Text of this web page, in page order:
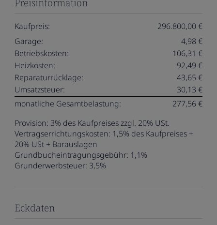
Kaufpreis:
296.800,00 €
Garage:
4,98 €
Betriebskosten:
106,31 €
Heizkosten:
92,49 €
Reparaturrücklage:
43,65 €
Umsatzsteuer:
30,13 €
monatliche Gesamtbelastung:
277,56 €
Provision: 3% des Kaufpreises zzgl. 20% USt.
Vertragserrichtungskosten: 1,5% des Kaufpreises +
20% USt + Barauslagen
Grundbucheintragungsgebühr: 1,1%
Grunderwerbsteuer: 3,5%
Eckdaten